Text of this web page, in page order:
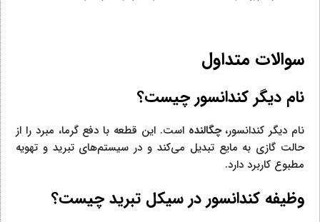
سوالات متداول
نام دیگر کندانسور چیست؟
نام دیگر کندانسور،چگالنده است. این قطعه با دفع گرما، مبرد را از
حالت گازی به مایع تبدیل می‌کند و در سیستم‌های تبرید و تهویه
مطبوع کاربرد دارد.
وظیفه کندانسور در سیکل تبرید چیست؟